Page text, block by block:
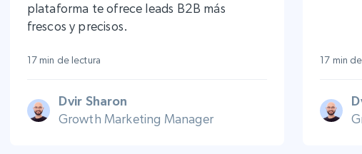
plataforma te ofrece leads B2B más
frescos y precisos.
17 min de lectura
Dvir Sharon
Growth Marketing Manager
17 min